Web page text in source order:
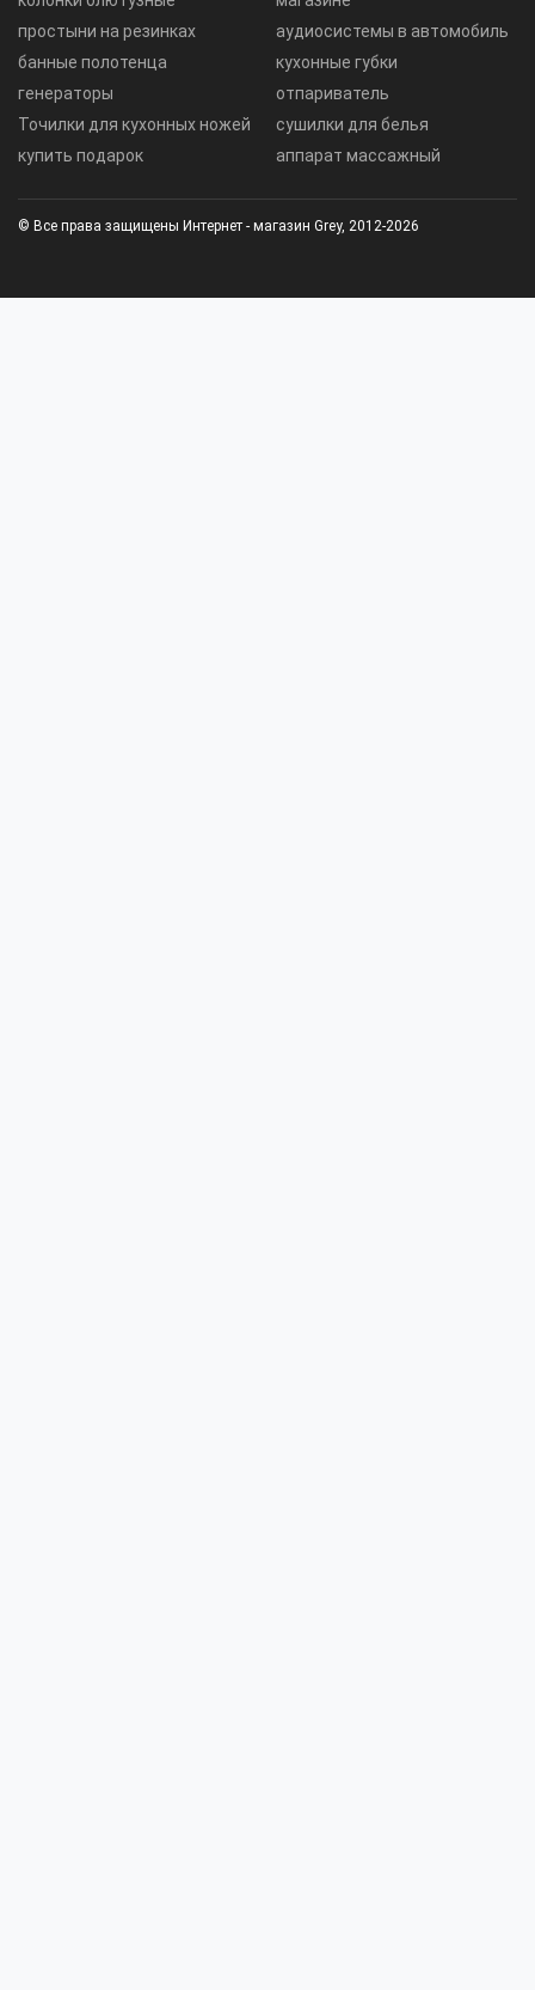
простыни на резинках
банные полотенца
генераторы
Точилки для кухонных ножей
купить подарок
аудиосистемы в автомобиль
кухонные губки
отпариватель
сушилки для белья
аппарат массажный
© Все права защищены Интернет - магазин Grey, 2012-2026